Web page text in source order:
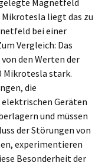
Magnetfeld
Mikrotesla liegt das zu
bei einer
Vergleich: Das
den Werten der
Mikrotesla stark.
die
Geräten
und müssen
der Störungen von
experimentieren
Besonderheit der